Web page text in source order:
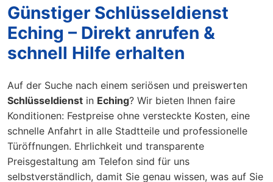
Günstiger Schlüsseldienst
Eching – Direkt anrufen &
schnell Hilfe erhalten
Auf der Suche nach einem seriösen und preiswerten
Schlüsseldienst in Eching? Wir bieten Ihnen faire
Konditionen: Festpreise ohne versteckte Kosten, eine
schnelle Anfahrt in alle Stadtteile und professionelle
Türöffnungen. Ehrlichkeit und transparente
Preisgestaltung am Telefon sind für uns
selbstverständlich, damit Sie genau wissen, was auf Sie